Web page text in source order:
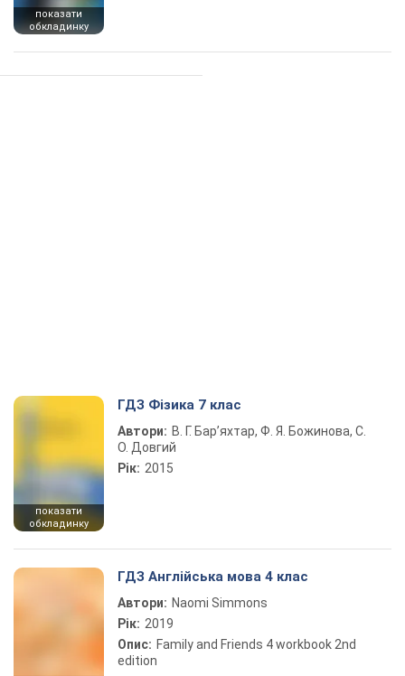
показати
обкладинку
показати
обкладинку
ГДЗ Фізика 7 клас
Автори: В. Г. Бар’яхтар, Ф. Я. Божинова, С.
О. Довгий
Рік: 2015
ГДЗ Англійська мова 4 клас
Автори: Naomi Simmons
Рік: 2019
Опис: Family and Friends 4 workbook 2nd
edition